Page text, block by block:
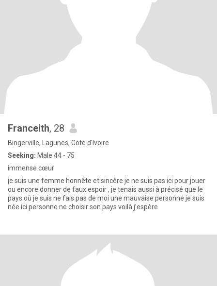
Franceith, 28
Bingerville, Lagunes, Cote d'Ivoire
Seeking: Male 44 - 75
immense cœur
je suis une femme honnête et sincère je ne suis pas ici pour jouer
ou encore donner de faux espoir , je tenais aussi à précisé que le
pays où je suis ne fais pas de moi une mauvaise personne je suis
née ici personne ne choisir son pays voilà j’espère